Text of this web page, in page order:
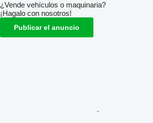
¿Vende vehículos o maquinaria?
¡Hagalo con nosotros!
Publicar el anuncio